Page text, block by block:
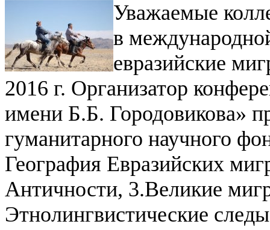
Уважаемые
в
евразийские
2016 г. Организатор
имени Б.Б. Городовикова»
гуманитарного научного
География Евразийских
Античности, 3.Великие
Этнолингвистические